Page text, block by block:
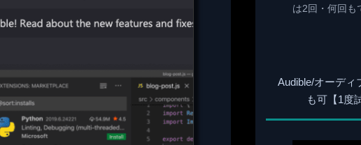
Audible/オーディ
も可【1度